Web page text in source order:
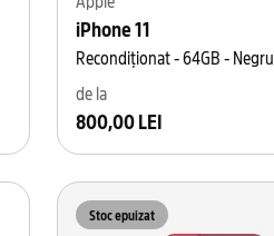
iPhone 11
Recondiționat - 64GB - Negru
de la
800,00 LEI
Stoc epuizat